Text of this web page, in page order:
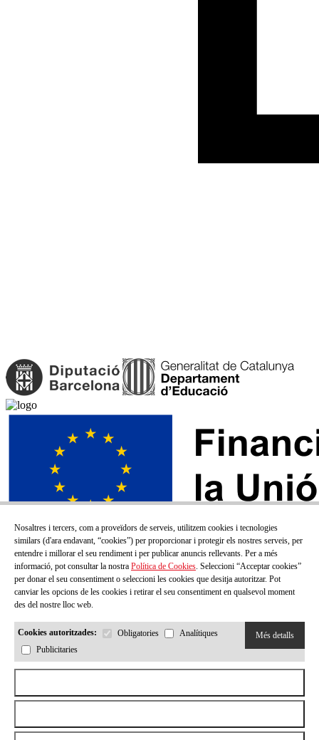
SUBSCRIU-TE AL NOSTRE BUTLLETÍ!
Correu electrónic
Nosaltres i tercers, com a proveïdors de serveis, utilitzem cookies i tecnologies
similars (d'ara endavant, “cookies”) per proporcionar i protegir els nostres serveis, per
entendre i millorar el seu rendiment i per publicar anuncis rellevants. Per a més
informació, pot consultar la nostra Política de Cookies. Seleccioni “Acceptar cookies”
per donar el seu consentiment o seleccioni les cookies que desitja autoritzar. Pot
canviar les opcions de les cookies i retirar el seu consentiment en qualsevol moment
des del nostre lloc web.
Cookies autoritzades: Obligatories
Analítiques
Publicitaries
Més detalls